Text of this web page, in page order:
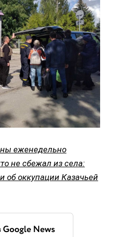
еженедельно
не сбежал из села:
об оккупации Казачьей